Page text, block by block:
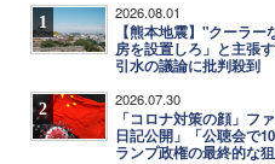
1 2026.08.01
【熊本地震】"クーラ
房を設置しろ」と主張
引水の議論に批判殺到
2 2026.07.30
「コロナ対策の顔」フ
日記公開」「公聴会で
ランプ政権の最終的な